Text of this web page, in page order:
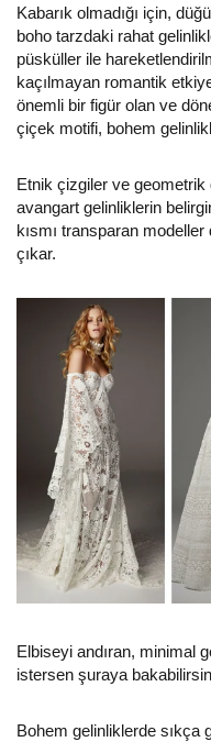
Kabarık olmadığı için,
boho tarzdaki rahat
püsküller ile
kaçılmayan romantik
önemli bir figür olan ve
çiçek motifi, bohem
Etnik çizgiler ve
avangart gelinliklerin
kısmı transparan
çıkar.
Elbiseyi andıran, minimal
istersen şuraya
Bohem gelinliklerde sıkça